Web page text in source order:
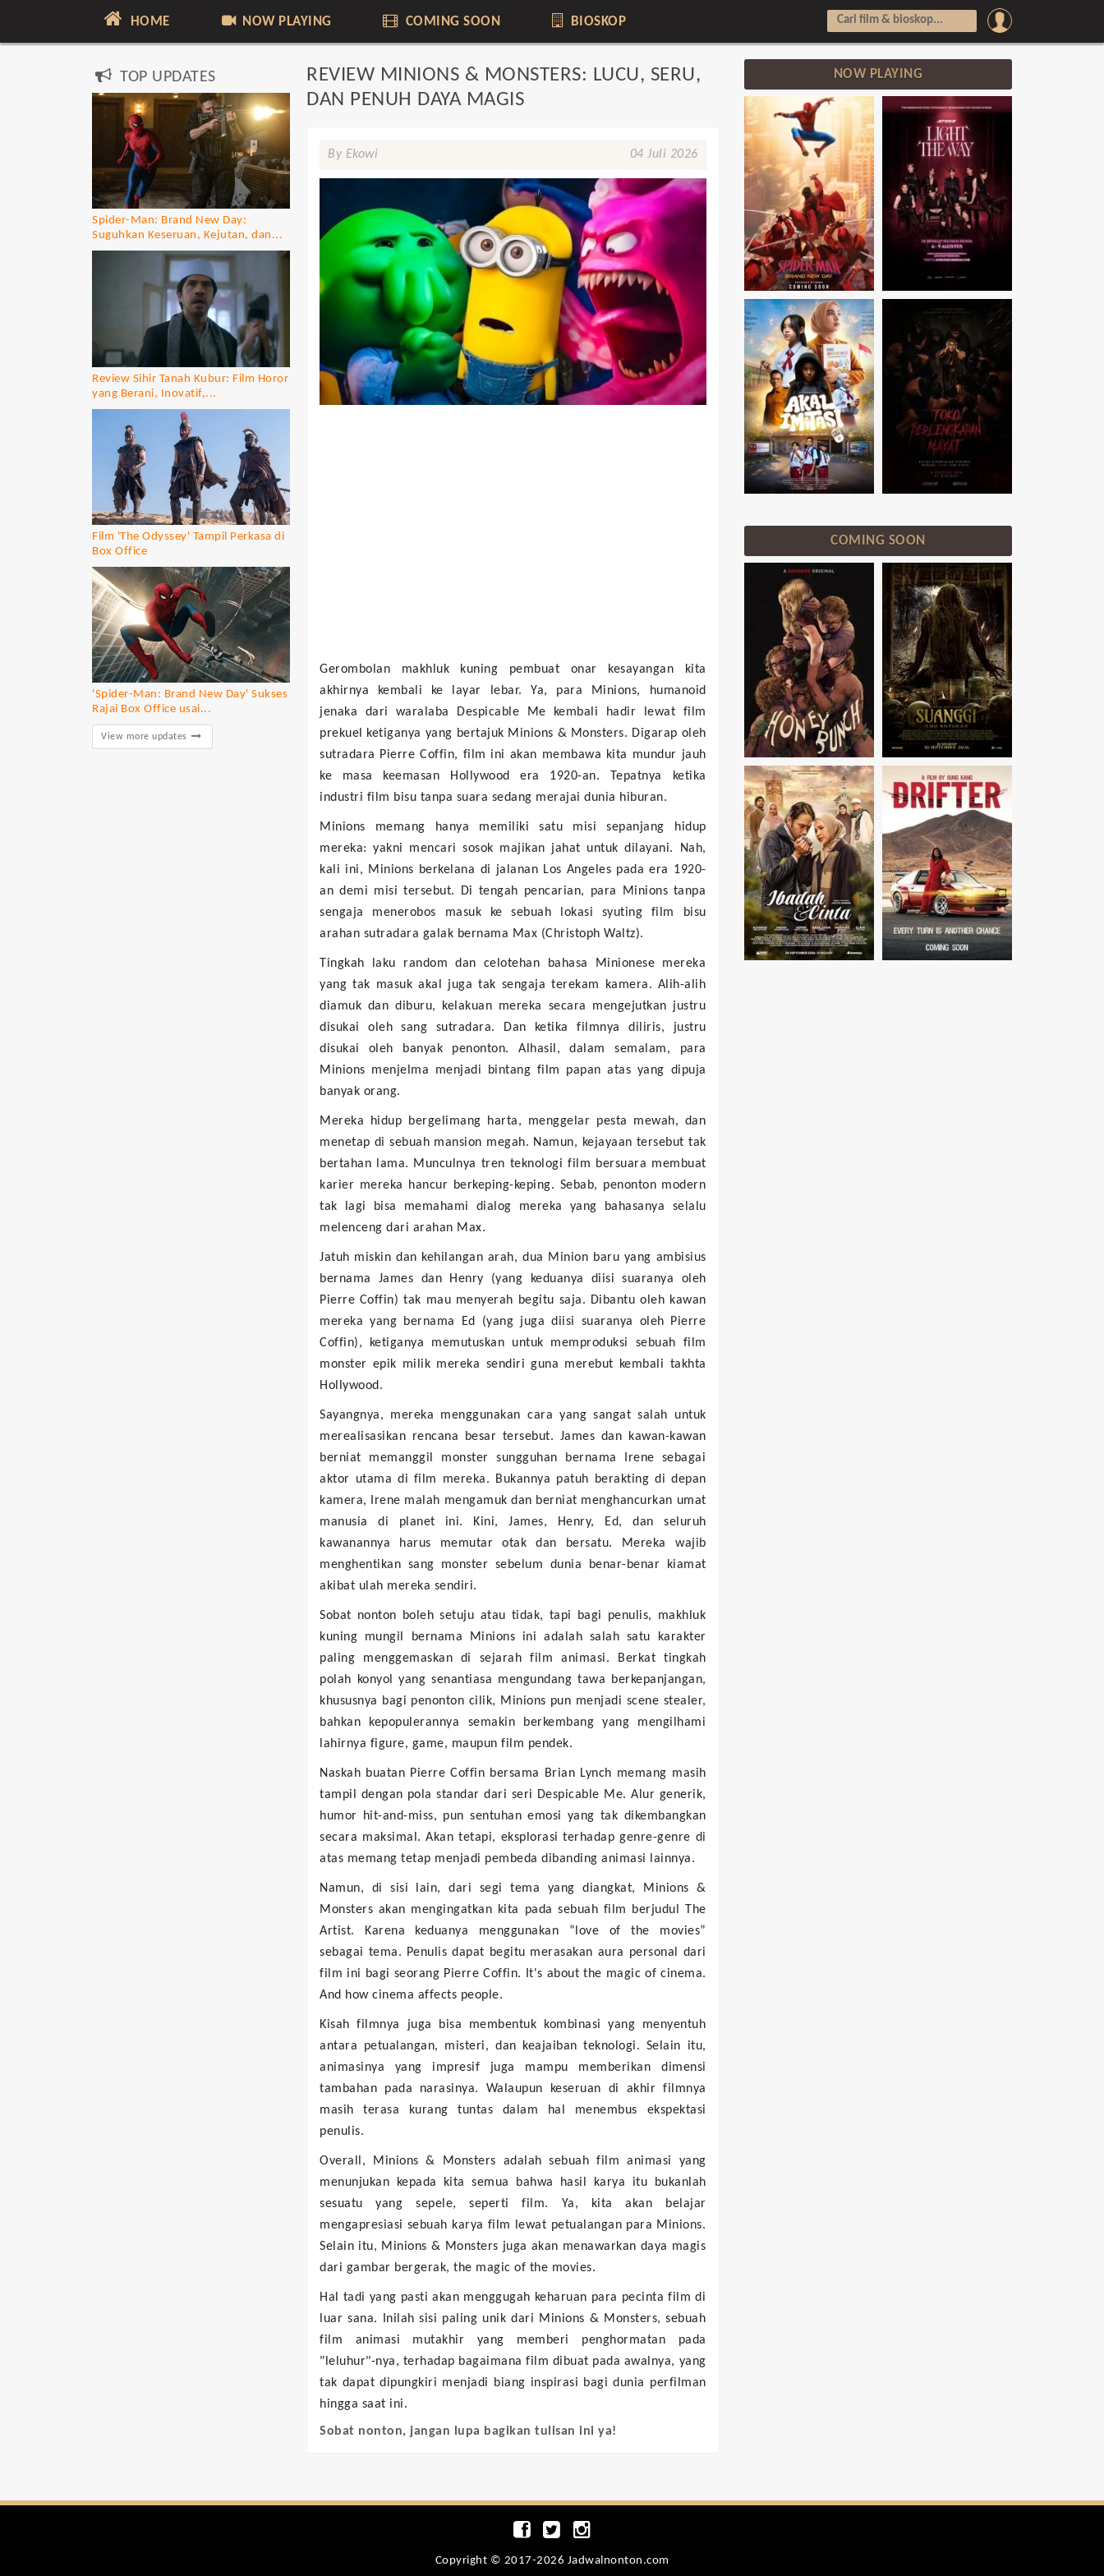
HOME NOW PLAYING COMING SOON BIOSKOP
REVIEW MINIONS & MONSTERS: LUCU, SERU,
DAN PENUH DAYA MAGIS
By Ekowi 04 Juli 2026
Gerombolan makhluk kuning pembuat onar kesayangan kita
akhirnya kembali ke layar lebar. Ya, para Minions, humanoid
jenaka dari waralaba Despicable Me kembali hadir lewat film
prekuel ketiganya yang bertajuk Minions & Monsters. Digarap oleh
sutradara Pierre Coffin, film ini akan membawa kita mundur jauh
ke masa keemasan Hollywood era 1920-an. Tepatnya ketika
industri film bisu tanpa suara sedang merajai dunia hiburan.
Minions memang hanya memiliki satu misi sepanjang hidup
mereka: yakni mencari sosok majikan jahat untuk dilayani. Nah,
kali ini, Minions berkelana di jalanan Los Angeles pada era 1920-
an demi misi tersebut. Di tengah pencarian, para Minions tanpa
sengaja menerobos masuk ke sebuah lokasi syuting film bisu
arahan sutradara galak bernama Max (Christoph Waltz).
Tingkah laku random dan celotehan bahasa Minionese mereka
yang tak masuk akal juga tak sengaja terekam kamera. Alih-alih
diamuk dan diburu, kelakuan mereka secara mengejutkan justru
disukai oleh sang sutradara. Dan ketika filmnya diliris, justru
disukai oleh banyak penonton. Alhasil, dalam semalam, para
Minions menjelma menjadi bintang film papan atas yang dipuja
banyak orang.
Mereka hidup bergelimang harta, menggelar pesta mewah, dan
menetap di sebuah mansion megah. Namun, kejayaan tersebut tak
bertahan lama. Munculnya tren teknologi film bersuara membuat
karier mereka hancur berkeping-keping. Sebab, penonton modern
tak lagi bisa memahami dialog mereka yang bahasanya selalu
melenceng dari arahan Max.
Jatuh miskin dan kehilangan arah, dua Minion baru yang ambisius
bernama James dan Henry (yang keduanya diisi suaranya oleh
Pierre Coffin) tak mau menyerah begitu saja. Dibantu oleh kawan
mereka yang bernama Ed (yang juga diisi suaranya oleh Pierre
Coffin), ketiganya memutuskan untuk memproduksi sebuah film
monster epik milik mereka sendiri guna merebut kembali takhta
Hollywood.
Sayangnya, mereka menggunakan cara yang sangat salah untuk
merealisasikan rencana besar tersebut. James dan kawan-kawan
berniat memanggil monster sungguhan bernama Irene sebagai
aktor utama di film mereka. Bukannya patuh berakting di depan
kamera, Irene malah mengamuk dan berniat menghancurkan umat
manusia di planet ini. Kini, James, Henry, Ed, dan seluruh
kawanannya harus memutar otak dan bersatu. Mereka wajib
menghentikan sang monster sebelum dunia benar-benar kiamat
akibat ulah mereka sendiri.
Sobat nonton boleh setuju atau tidak, tapi bagi penulis, makhluk
kuning mungil bernama Minions ini adalah salah satu karakter
paling menggemaskan di sejarah film animasi. Berkat tingkah
polah konyol yang senantiasa mengundang tawa berkepanjangan,
khususnya bagi penonton cilik, Minions pun menjadi scene stealer,
bahkan kepopulerannya semakin berkembang yang mengilhami
lahirnya figure, game, maupun film pendek.
Naskah buatan Pierre Coffin bersama Brian Lynch memang masih
tampil dengan pola standar dari seri Despicable Me. Alur generik,
humor hit-and-miss, pun sentuhan emosi yang tak dikembangkan
secara maksimal. Akan tetapi, eksplorasi terhadap genre-genre di
atas memang tetap menjadi pembeda dibanding animasi lainnya.
Namun, di sisi lain, dari segi tema yang diangkat, Minions &
Monsters akan mengingatkan kita pada sebuah film berjudul The
Artist. Karena keduanya menggunakan “love of the movies”
sebagai tema. Penulis dapat begitu merasakan aura personal dari
film ini bagi seorang Pierre Coffin. It's about the magic of cinema.
And how cinema affects people.
Kisah filmnya juga bisa membentuk kombinasi yang menyentuh
antara petualangan, misteri, dan keajaiban teknologi. Selain itu,
animasinya yang impresif juga mampu memberikan dimensi
tambahan pada narasinya. Walaupun keseruan di akhir filmnya
masih terasa kurang tuntas dalam hal menembus ekspektasi
penulis.
Overall, Minions & Monsters adalah sebuah film animasi yang
menunjukan kepada kita semua bahwa hasil karya itu bukanlah
sesuatu yang sepele, seperti film. Ya, kita akan belajar
mengapresiasi sebuah karya film lewat petualangan para Minions.
Selain itu, Minions & Monsters juga akan menawarkan daya magis
dari gambar bergerak, the magic of the movies.
Hal tadi yang pasti akan menggugah keharuan para pecinta film di
luar sana. Inilah sisi paling unik dari Minions & Monsters, sebuah
film animasi mutakhir yang memberi penghormatan pada
"leluhur"-nya, terhadap bagaimana film dibuat pada awalnya, yang
tak dapat dipungkiri menjadi biang inspirasi bagi dunia perfilman
hingga saat ini.
Sobat nonton, jangan lupa bagikan tulisan ini ya!
TOP UPDATES
Spider-Man: Brand New Day:
Suguhkan Keseruan, Kejutan, dan...
Review Sihir Tanah Kubur: Film Horor
yang Berani, Inovatif,...
Film 'The Odyssey' Tampil Perkasa di
Box Office
'Spider-Man: Brand New Day' Sukses
Rajai Box Office usai...
View more updates
NOW PLAYING
COMING SOON
Copyright © 2017-2026 Jadwalnonton.com